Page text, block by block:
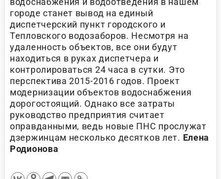
городе станет вывод на единый
диспетчерский пункт городского и
Тепловского водозаборов. Несмотря на
удаленность объектов, все они будут
находиться в руках диспетчера и
контролироваться 24 часа в сутки. Это
перспектива 2015-2016 годов. Проект
модернизации объектов водоснабжения
дорогостоящий. Однако все затраты
руководство предприятия считает
оправданными, ведь новые ПНС прослужат
дзержинцам несколько десятков лет. Елена
Родионова